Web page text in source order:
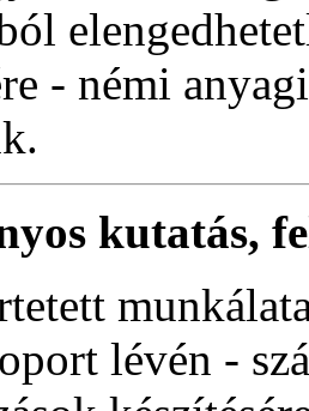
- némi
kutatás,
lévén -